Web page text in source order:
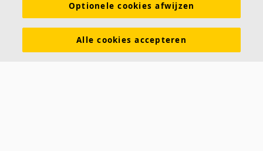
Functionele eigenschappen Kleuren en oppervlakken
Tools & Services DOP (Declarations of Performance)
Optionele cookies afwijzen
Alle cookies accepteren